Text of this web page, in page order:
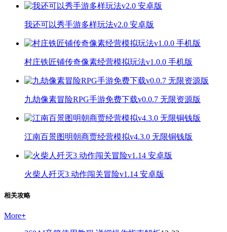
我还可以秀手游多样玩法v2.0 安卓版
村庄铁匠铺传奇像素经营模拟玩法v1.0.0 手机版
九劫像素冒险RPG手游免费下载v0.0.7 无限资源版
江南百景图明朝商贾经营模拟v4.3.0 无限铜钱版
火柴人歼灭3 动作闯关冒险v1.14 安卓版
相关攻略
More+